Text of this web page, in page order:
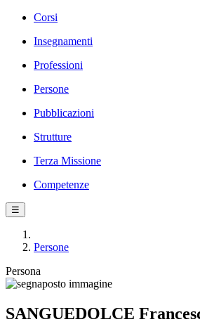
Corsi
Insegnamenti
Professioni
Persone
Pubblicazioni
Strutture
Terza Missione
Competenze
☰
Persone
Persona
SANGUEDOLCE